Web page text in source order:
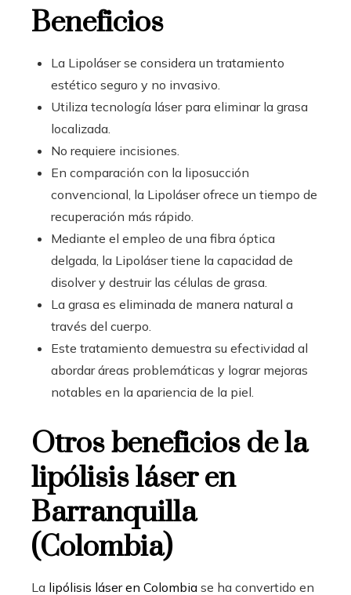
Beneficios
La Lipoláser se considera un tratamiento
estético seguro y no invasivo.
Utiliza tecnología láser para eliminar la grasa
localizada.
No requiere incisiones.
En comparación con la liposucción
convencional, la Lipoláser ofrece un tiempo de
recuperación más rápido.
Mediante el empleo de una fibra óptica
delgada, la Lipoláser tiene la capacidad de
disolver y destruir las células de grasa.
La grasa es eliminada de manera natural a
través del cuerpo.
Este tratamiento demuestra su efectividad al
abordar áreas problemáticas y lograr mejoras
notables en la apariencia de la piel.
Otros beneficios de la
lipólisis láser en
Barranquilla
(Colombia)
La lipólisis láser en Colombia se ha convertido en